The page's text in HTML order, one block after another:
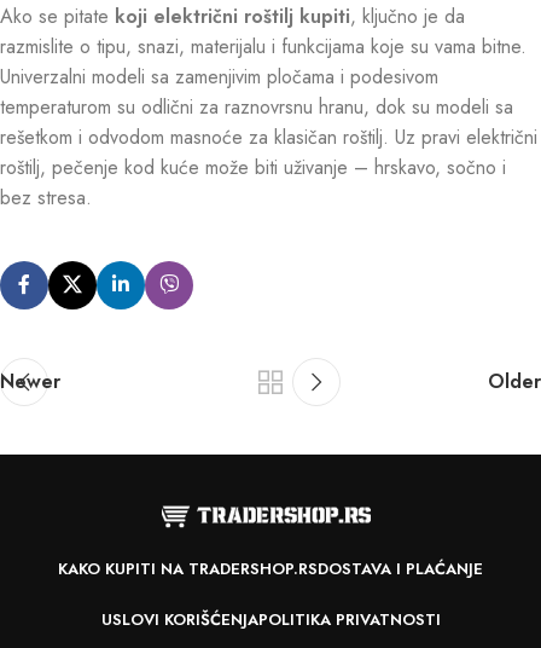
Ako se pitate koji električni roštilj kupiti, ključno je da
razmislite o tipu, snazi, materijalu i funkcijama koje su vama bitne.
Univerzalni modeli sa zamenjivim pločama i podesivom
temperaturom su odlični za raznovrsnu hranu, dok su modeli sa
rešetkom i odvodom masnoće za klasičan roštilj. Uz pravi električni
roštilj, pečenje kod kuće može biti uživanje – hrskavo, sočno i
bez stresa.
Newer Older
KAKO KUPITI NA TRADERSHOP.RSDOSTAVA I PLAĆANJE
USLOVI KORIŠĆENJAPOLITIKA PRIVATNOSTI